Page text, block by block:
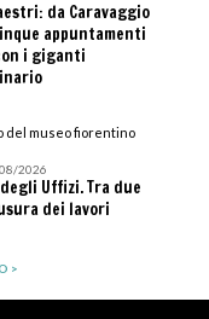
da Caravaggio
appuntamenti
i giganti
del museo fiorentino
2026
Uffizi. Tra due
dei lavori
>